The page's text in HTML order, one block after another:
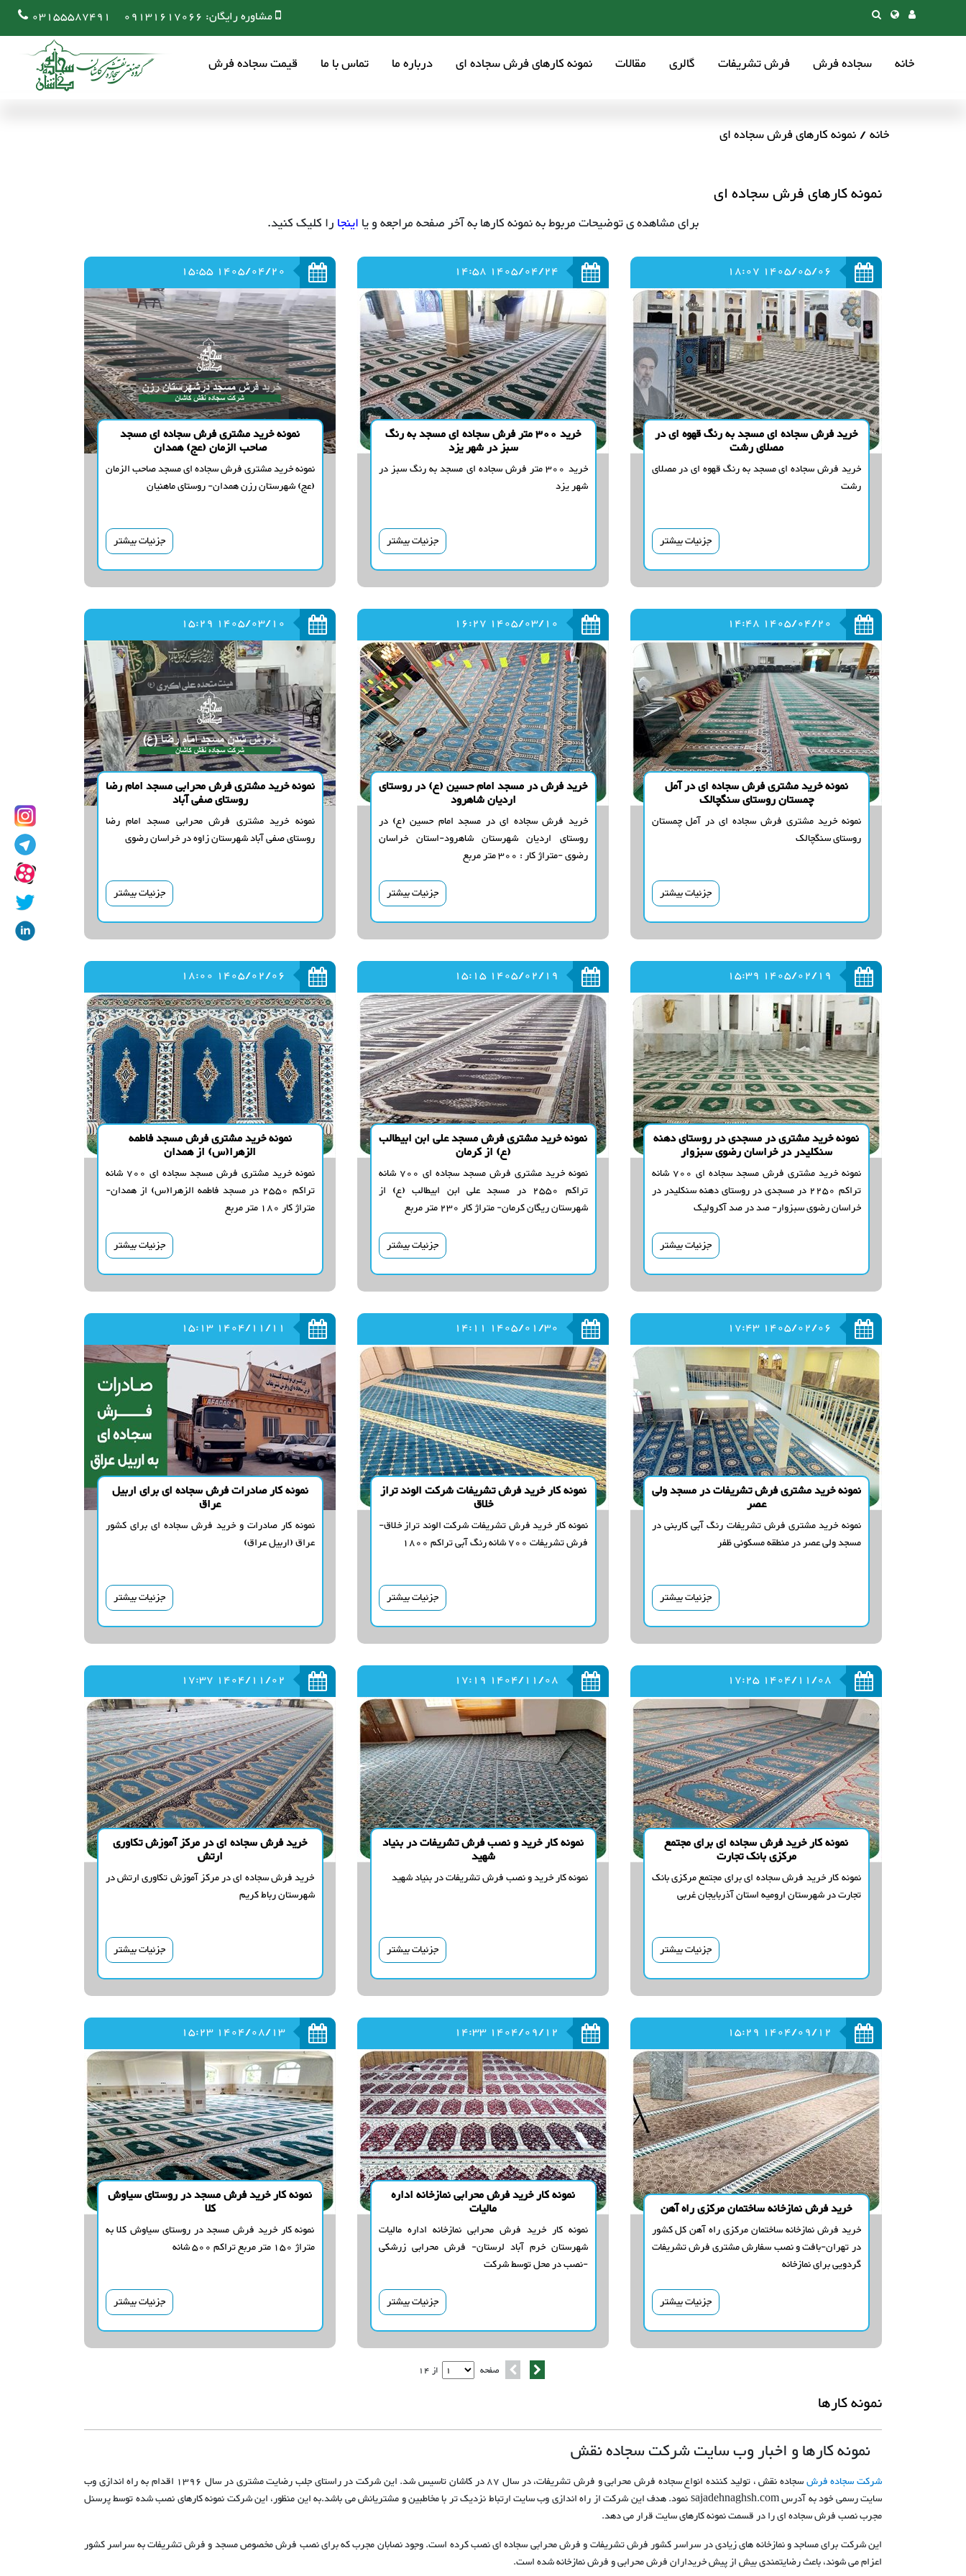
مشاوره رایگان: 09131617066
03155587491
خانه سجاده فرش فرش تشریفات گالری مقالات نمونه کارهای فرش سجاده ای درباره ما تماس با ما قیمت سجاده فرش
خانه نمونه کارهای فرش سجاده ای
نمونه کارهای فرش سجاده ای
برای مشاهده ی توضیحات مربوط به نمونه کارها به آخر صفحه مراجعه و یااینجارا کلیک کنید.
1405/05/06 18:07
خرید فرش سجاده ای مسجد به رنگ قهوه ای در
مصلای رشت
خرید فرش سجاده ای مسجد به رنگ قهوه ای در مصلای
رشت
جزئیات بیشتر
1405/04/24 14:58
خرید 300 متر فرش سجاده ای مسجد به رنگ
سبز در شهر یزد
خرید 300 متر فرش سجاده ای مسجد به رنگ سبز در
شهر یزد
جزئیات بیشتر
1405/04/20 15:55
نمونه خرید مشتری فرش سجاده ای مسجد
صاحب الزمان (عج) همدان
نمونه خرید مشتری فرش سجاده ای مسجد صاحب الزمان
(عج) شهرستان رزن همدان- روستای ماهنیان
جزئیات بیشتر
1405/04/20 14:48
نمونه خرید مشتری فرش سجاده ای در آمل
چمستان روستای سنگچالک
نمونه خرید مشتری فرش سجاده ای در آمل چمستان
روستای سنگچالک
جزئیات بیشتر
1405/03/10 16:27
خرید فرش در مسجد امام حسین (ع) در روستای
اردیان شاهرود
خرید فرش سجاده ای در مسجد امام حسین (ع) در
روستای اردیان شهرستان شاهرود-استان خراسان
رضوی -متراژ کار : 300 متر مربع
جزئیات بیشتر
1405/03/10 15:29
نمونه خرید مشتری فرش محرابی مسجد امام رضا
روستای صفی آباد
نمونه خرید مشتری فرش محرابی مسجد امام رضا
روستای صفی آباد شهرستان زاوه در خراسان رضوی
جزئیات بیشتر
1405/02/19 15:39
نمونه خرید مشتری در مسجدی در روستای دهنه
سنکلیدر در خراسان رضوی سبزوار
نمونه خرید مشتری فرش مسجد سجاده ای 700 شانه
تراکم 2250 در مسجدی در روستای دهنه سنکلیدر در
خراسان رضوی سبزوار- صد در صد آکرولیک
جزئیات بیشتر
1405/02/19 15:15
نمونه خرید مشتری فرش مسجد علی ابن ابیطالب
(ع) از کرمان
نمونه خرید مشتری فرش مسجد سجاده ای 700 شانه
تراکم 2550 در مسجد علی ابن ابیطالب (ع) از
شهرستان ریگان کرمان- متراژ کار 230 متر مربع
جزئیات بیشتر
1405/02/06 18:00
نمونه خرید مشتری فرش مسجد فاطمه
الزهرا(س) از همدان
نمونه خرید مشتری فرش مسجد سجاده ای 700 شانه
تراکم 2550 در مسجد فاطمه الزهرا(س) از همدان-
متراژ کار 180 متر مربع
جزئیات بیشتر
1405/02/06 17:43
نمونه خرید مشتری فرش تشریفات در مسجد ولی
عصر
نمونه خرید مشتری فرش تشریفات رنگ آبی کاربنی در
مسجد ولی عصر در منطقه مسکونی ظفر
جزئیات بیشتر
1405/01/30 14:11
نمونه کار خرید فرش تشریفات شرکت الوند تراز
خلاق
نمونه کار خرید فرش تشریفات شرکت الوند تراز خلاق-
فرش تشریفات 700 شانه رنگ آبی تراکم 1800
جزئیات بیشتر
1404/11/11 15:13
نمونه کار صادرات فرش سجاده ای برای اربیل
عراق
نمونه کار صادرات و خرید فرش سجاده ای برای کشور
عراق (اربیل عراق)
جزئیات بیشتر
1404/11/08 17:25
نمونه کار خرید فرش سجاده ای برای مجتمع
مرکزی بانک تجارت
نمونه کار خرید فرش سجاده ای برای مجتمع مرکزی بانک
تجارت در شهرستان ارومیه استان آذربایجان غربی
جزئیات بیشتر
1404/11/08 17:19
نمونه کار خرید و نصب فرش تشریفات در بنیاد
شهید
نمونه کار خرید و نصب فرش تشریفات در بنیاد شهید
جزئیات بیشتر
1404/11/02 17:37
خرید فرش سجاده ای در مرکز آموزش تکاوری
ارتش
خرید فرش سجاده ای در مرکز آموزش تکاوری ارتش در
شهرستان رباط کریم
جزئیات بیشتر
1404/09/12 15:29
خرید فرش نمازخانه ساختمان مرکزی راه آهن
خرید فرش نمازخانه ساختمان مرکزی راه آهن کل کشور
در تهران-بافت و نصب سفارش مشتری فرش تشریفات
گردویی برای نمازخانه
جزئیات بیشتر
1404/09/12 14:33
نمونه کار خرید فرش محرابی نمازخانه اداره
مالیات
نمونه کار خرید فرش محرابی نمازخانه اداره مالیات
شهرستان خرم آباد لرستان- فرش محرابی زرشکی
-نصب در محل توسط شرکت
جزئیات بیشتر
1404/08/13 15:23
نمونه کار خرید فرش مسجد در روستای سیاوش
کلا
نمونه کار خرید فرش مسجد در روستای سیاوش کلا به
متراژ 150 متر مربع تراکم 500 شانه
جزئیات بیشتر
صفحه از 14
نمونه کارها
نمونه کارها و اخبار وب سایت شرکت سجاده نقش
شرکت سجاده فرش
سجاده نقش ، تولید کننده انواع سجاده فرش محرابی و فرش تشریفات، در سال 87 در کاشان تاسیس شد. این شرکت در راستای جلب رضایت مشتری در سال 1396 اقدام به راه اندازی وب
سایت رسمی خود به آدرس sajadehnaghsh.com نمود. هدف این شرکت از راه اندازی وب سایت ارتباط نزدیک تر با مخاطبین و مشتریانش می باشد.به این منظور، این شرکت نمونه کارهای نصب شده توسط پرسنل
مجرب نصب فرش سجاده ای را در قسمت نمونه کارهای سایت قرار می دهد.
این شرکت برای مساجد و نمازخانه های زیادی در سراسر کشور فرش تشریفات و فرش محرابی سجاده ای نصب کرده است. وجود نصابان مجرب که برای نصب فرش مخصوص مسجد و فرش تشریفات به سراسر کشور
اعزام می شوند، باعث رضایتمندی بیش از پیش خریداران فرش محرابی و فرش نمازخانه شده است.